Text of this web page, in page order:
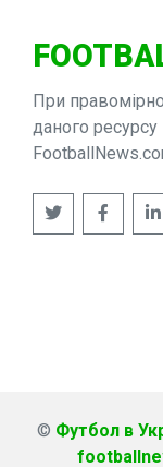
При
даного ресурсу
© Футбол в